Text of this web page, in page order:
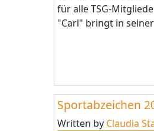
für alle TSG-
"Carl" bringt in
Sportabzeichen
Written by Claudia